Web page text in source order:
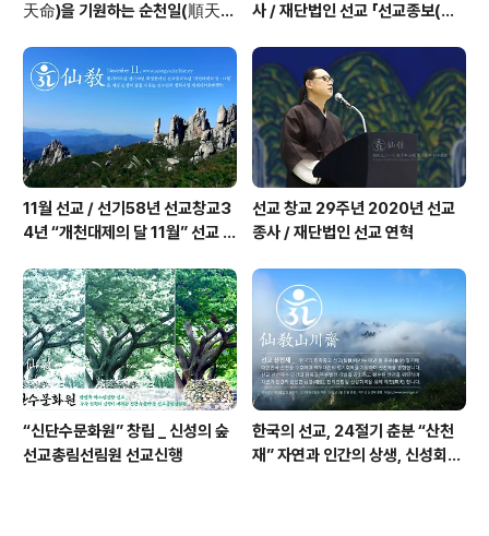
天命)을 기원하는 순천일(順天
정반포
사 / 재단법인 선교 「선교종보(仙
11월 선교 / 선기58년 선교창교3
4년 “개천대제의 달 11월” 선교 법
선교 창교 29주년 2020년 선교
종사 / 재단법인 선교 연혁
“신단수문화원” 창립 _ 신성의 숲
선교총림선림원 선교신행
한국의 선교, 24절기 춘분 “산천
재” 자연과 인간의 상생, 신성회복